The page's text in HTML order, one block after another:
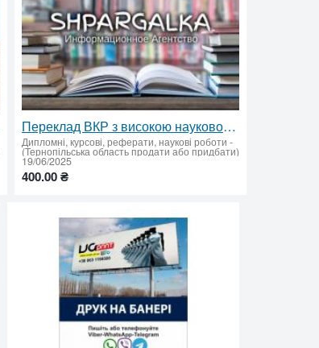
Переклад ВКР з високою науковою точністю. Спеціалізований переклад наукових дисциплін
Дипломні, курсові, реферати, наукові роботи -
(Тернопільська область продати або придбати)
19/06/2025
400.00 ₴